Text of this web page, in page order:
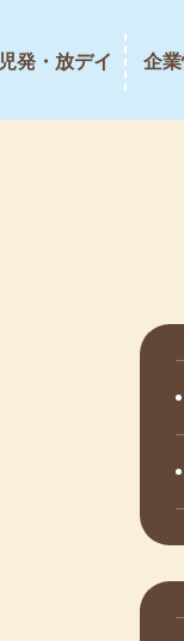
児発・放デイ 企